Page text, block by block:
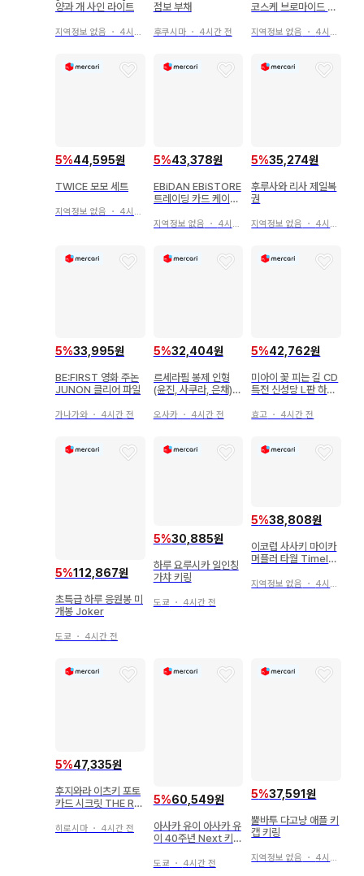
양과 개 사인 라이트
지역정보 없음 ・ 4시간 전
점보 부채
후쿠시마・ 4시간 전
코스케 브로마이드 3
지역정보 없음 ・ 4시간 전
5%44,595원
TWICE 모모 세트
지역정보 없음 ・ 4시간 전
5%43,378원
EBiDAN EBiSTORE
트레이딩 카드 케이스
M!LK 시오자키
지역정보 없음 ・ 4시간 전
5%35,274원
후루사와 리사 제일복
권
지역정보 없음 ・ 4시간 전
5%33,995원
BE:FIRST 영화 주논
JUNON 클리어 파일
가나가와 ・ 4시간 전
5%32,404원
르세라핌 봉제 인형
(윤진, 사쿠라, 은채)
오사카・ 4시간 전
5%42,762원
미아이 꽃 피는 길 CD
특전 신성당 L판 하프
미즈 케이코
효고 ・ 4시간 전
5%112,867원
초특급 하루 응원봉 미
개봉 Joker
도쿄 ・ 4시간 전
5%30,885원
하루 요루시카 일인칭
가챠 키링
도쿄 ・ 4시간 전
5%38,808원
이코럽 사사키 마이카
머플러 타월 Timeles
지역정보 없음 ・ 4시간 전
5%47,335원
후지와라 이츠키 포토
카드 시크릿 THE RA
히로시마 ・ 4시간 전
5%60,549원
아사카 유이 아사카 유
이 40주년 Next 키세
도쿄 ・ 4시간 전
5%37,591원
뿔바투 다고냥 애플 키
캡 키링
지역정보 없음 ・ 4시간 전